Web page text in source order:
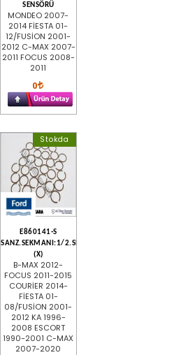
SENSÖRÜ
MONDEO 2007-
2014 FİESTA 01-
12/FUSİON 2001-
2012 C-MAX 2007-
2011 FOCUS 2008-
2011
0
Stokda
E860141-S
SANZ.SEKMANI:1/2.SENKROMEC(1.52MM/IB5/IB5B)
(X)
B-MAX 2012-
FOCUS 2011-2015
COURİER 2014-
FİESTA 01-
08/FUSİON 2001-
2012 KA 1996-
2008 ESCORT
1990-2001 C-MAX
2007-2020